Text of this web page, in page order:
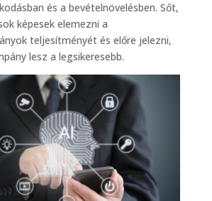
és a bevételnövelésben. Sőt,
képesek elemezni a
teljesítményét és előre jelezni,
lesz a legsikeresebb.